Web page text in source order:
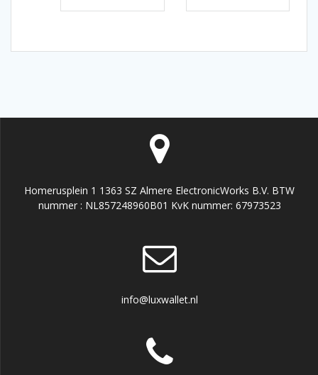
Homerusplein 1 1363 SZ Almere ElectronicWorks B.V. BTW
nummer : NL857248960B01 KvK nummer: 67973523
info@luxwallet.nl